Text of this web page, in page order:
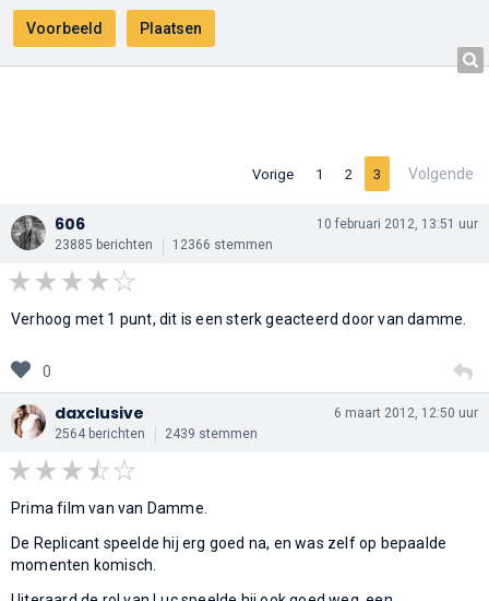
Vorige 1 2 3 Volgende
606
23885 berichten 12366 stemmen
10 februari 2012, 13:51 uur
Verhoog met 1 punt, dit is een sterk geacteerd door van damme.
0
daxclusive
2564 berichten 2439 stemmen
6 maart 2012, 12:50 uur
Prima film van van Damme.
De Replicant speelde hij erg goed na, en was zelf op bepaalde
momenten komisch.